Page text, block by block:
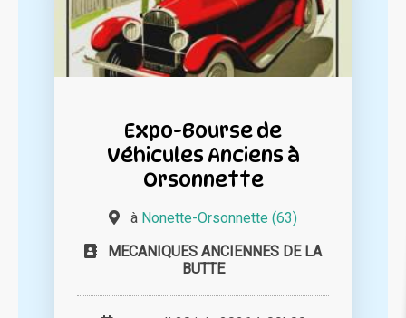
Expo-Bourse de
Véhicules Anciens à
Orsonnette
à Nonette-Orsonnette (63)
MECANIQUES ANCIENNES DE LA
BUTTE